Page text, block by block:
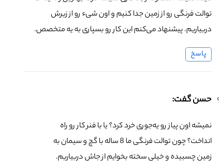
توالت فرنگی رو از زمین جدا کنیم و اون شیء رو از زیرش
دربیاریم. پیشنهاد می‌کنم این کار رو بسپاری به یه متخصص.
پاسخ
حسن گفت:
نمیشه اون پیاز رو یه‌جوری خرد کرد؟ یا با فنر کار رو راه
انداخت؟ چون توالت فرنگی ما 8 ساله با گچ و سیمان به
زمین چسبیده و خیلی سخته بخوایم از جاش دربیاریم.